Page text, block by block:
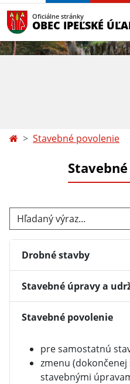
Oficiálne stránky
OBEC IPEĽSKÉ
Stavebné povolenie
Hľadaný výraz...
Drobné stavby
Stavebné úpravy a
Stavebné povolenie
pre samostatnú
zmenu (dokončenej
stavebnými